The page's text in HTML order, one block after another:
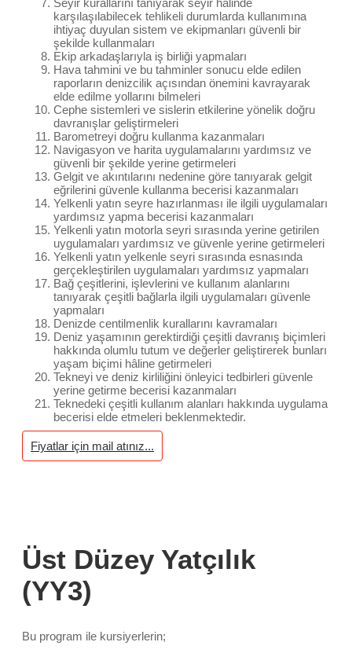
karşılaşılabilecek tehlikeli durumlarda kullanımına
ihtiyaç duyulan sistem ve ekipmanları güvenli bir
şekilde kullanmaları
Ekip arkadaşlarıyla iş birliği yapmaları
Hava tahmini ve bu tahminler sonucu elde edilen
raporların denizcilik açısından önemini kavrayarak
elde edilme yollarını bilmeleri
Cephe sistemleri ve sislerin etkilerine yönelik doğru
davranışlar geliştirmeleri
Barometreyi doğru kullanma kazanmaları
Navigasyon ve harita uygulamalarını yardımsız ve
güvenli bir şekilde yerine getirmeleri
Gelgit ve akıntılarını nedenine göre tanıyarak gelgit
eğrilerini güvenle kullanma becerisi kazanmaları
Yelkenli yatın seyre hazırlanması ile ilgili uygulamaları
yardımsız yapma becerisi kazanmaları
Yelkenli yatın motorla seyri sırasında yerine getirilen
uygulamaları yardımsız ve güvenle yerine getirmeleri
Yelkenli yatın yelkenle seyri sırasında esnasında
gerçekleştirilen uygulamaları yardımsız yapmaları
Bağ çeşitlerini, işlevlerini ve kullanım alanlarını
tanıyarak çeşitli bağlarla ilgili uygulamaları güvenle
yapmaları
Denizde centilmenlik kurallarını kavramaları
Deniz yaşamının gerektirdiği çeşitli davranış biçimleri
hakkında olumlu tutum ve değerler geliştirerek bunları
yaşam biçimi hâline getirmeleri
Tekneyi ve deniz kirliliğini önleyici tedbirleri güvenle
yerine getirme becerisi kazanmaları
Teknedeki çeşitli kullanım alanları hakkında uygulama
becerisi elde etmeleri beklenmektedir.
Fiyatlar için mail atınız...
Üst Düzey Yatçılık
(YY3)
Bu program ile kursiyerlerin;